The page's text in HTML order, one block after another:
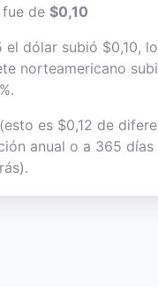
de $0,10
dólar subió $0,10,
norteamericano
es $0,12 de
anual o a 365 días